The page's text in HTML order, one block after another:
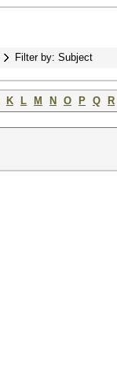
Filter by: Subject
K L M N O P Q
R